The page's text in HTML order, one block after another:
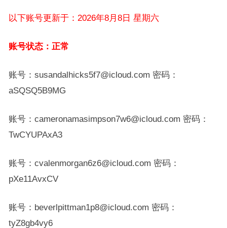
以下账号更新于：2026年8月8日 星期六
账号状态：正常
账号：susandalhicks5f7@icloud.com 密码：
aSQSQ5B9MG
账号：cameronamasimpson7w6@icloud.com 密码：
TwCYUPAxA3
账号：cvalenmorgan6z6@icloud.com 密码：
pXe11AvxCV
账号：beverlpittman1p8@icloud.com 密码：
tyZ8gb4vy6